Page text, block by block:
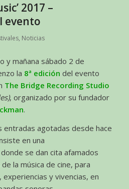
2017 –
evento
, Noticias
y mañana sábado 2 de
la 8ª edición del evento
The Bridge Recording Studio
, organizado por su fundador
.
entradas agotadas desde hace
en una
se dan cita afamados
la música de cine, para
y vivencias, en